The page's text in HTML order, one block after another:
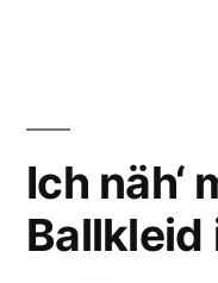
Ich näh‘
Ballkleid